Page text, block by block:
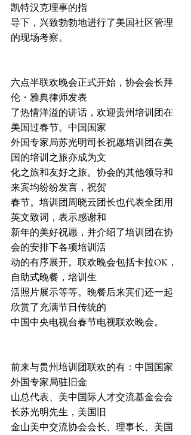
凯特汉克理事的指
导下，兴致勃勃地进行了美国社区管理
的现场考察。
六点半联欢晚会正式开始，协会会长拜
伦・雅典律师发表
了热情洋溢的讲话，欢迎贵州培训团在
美国过春节。中国国家
外国专家局苏光明司长祝愿培训团在美
国的培训之旅亦成为文
化之旅和友好之旅。协会的其他领导和
来宾均纷纷发言，祝贺
春节。培训团周晓云团长也代表全团用
英文致词，表示感谢和
新年的美好祝愿，并介绍了培训团在协
会的安排下各项培训活
动的有序展开。联欢晚会包括卡拉OK，
自助式晚餐，培训生
活照片展示等等。晚餐后来宾们还一起
欣赏了充满节日传统的
中国中央电视台春节电视联欢晚会。
前来与贵州培训团联欢的有：中国国家
外国专家局驻旧金
山总代表、美中国际人才交流基金会会
长苏光明先生，美国旧
金山美中交流协会会长、理事长、美国